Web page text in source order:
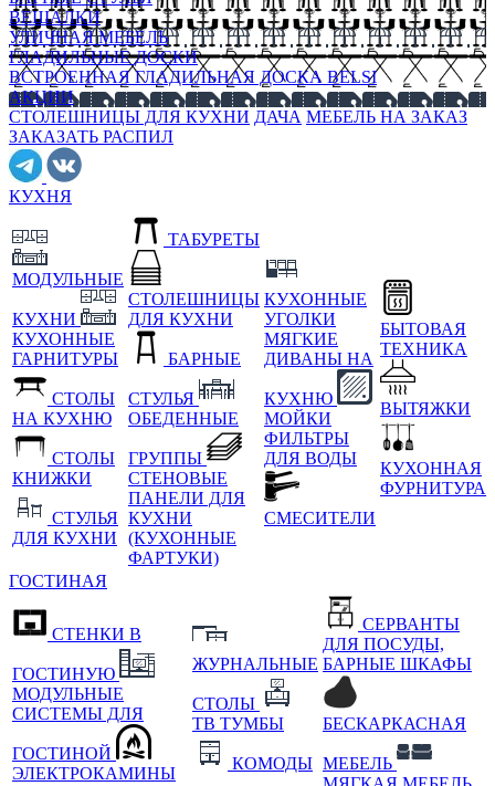
ВЕШАЛКИ
УЛИЧНАЯ МЕБЕЛЬ
ГЛАДИЛЬНЫЕ ДОСКИ
ВСТРОЕННАЯ ГЛАДИЛЬНАЯ ДОСКА BELSI
АКЦИИ
СТОЛЕШНИЦЫ ДЛЯ КУХНИ ДАЧА МЕБЕЛЬ НА ЗАКАЗ
ЗАКАЗАТЬ РАСПИЛ
КУХНЯ
МОДУЛЬНЫЕ
КУХНИ
КУХОННЫЕ
ГАРНИТУРЫ
СТОЛЫ
НА КУХНЮ
СТОЛЫ
КНИЖКИ
СТУЛЬЯ
ДЛЯ КУХНИ
ТАБУРЕТЫ
СТОЛЕШНИЦЫ
ДЛЯ КУХНИ
БАРНЫЕ
СТУЛЬЯ
ОБЕДЕННЫЕ
ГРУППЫ
СТЕНОВЫЕ
ПАНЕЛИ ДЛЯ
КУХНИ
(КУХОННЫЕ
ФАРТУКИ)
КУХОННЫЕ
УГОЛКИ
МЯГКИЕ
ДИВАНЫ НА
КУХНЮ
МОЙКИ
ФИЛЬТРЫ
ДЛЯ ВОДЫ
СМЕСИТЕЛИ
БЫТОВАЯ
ТЕХНИКА
ВЫТЯЖКИ
КУХОННАЯ
ФУРНИТУРА
ГОСТИНАЯ
СТЕНКИ В
ГОСТИНУЮ
МОДУЛЬНЫЕ
СИСТЕМЫ ДЛЯ
ГОСТИНОЙ
ЭЛЕКТРОКАМИНЫ
ЖУРНАЛЬНЫЕ
СТОЛЫ
ТВ ТУМБЫ
КОМОДЫ
СЕРВАНТЫ
ДЛЯ ПОСУДЫ,
БАРНЫЕ ШКАФЫ
БЕСКАРКАСНАЯ
МЕБЕЛЬ